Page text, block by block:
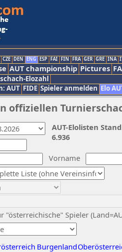
CZE DEN ENG ESP FAI FIN FRA GER GRE INA
AUT championship Pictures
Elozahl
AUT FIDE Spieler anmelden Elo
offiziellen
Vorname
"österreichische" Spieler
Burgenland
AUT-Elolisten
6.936